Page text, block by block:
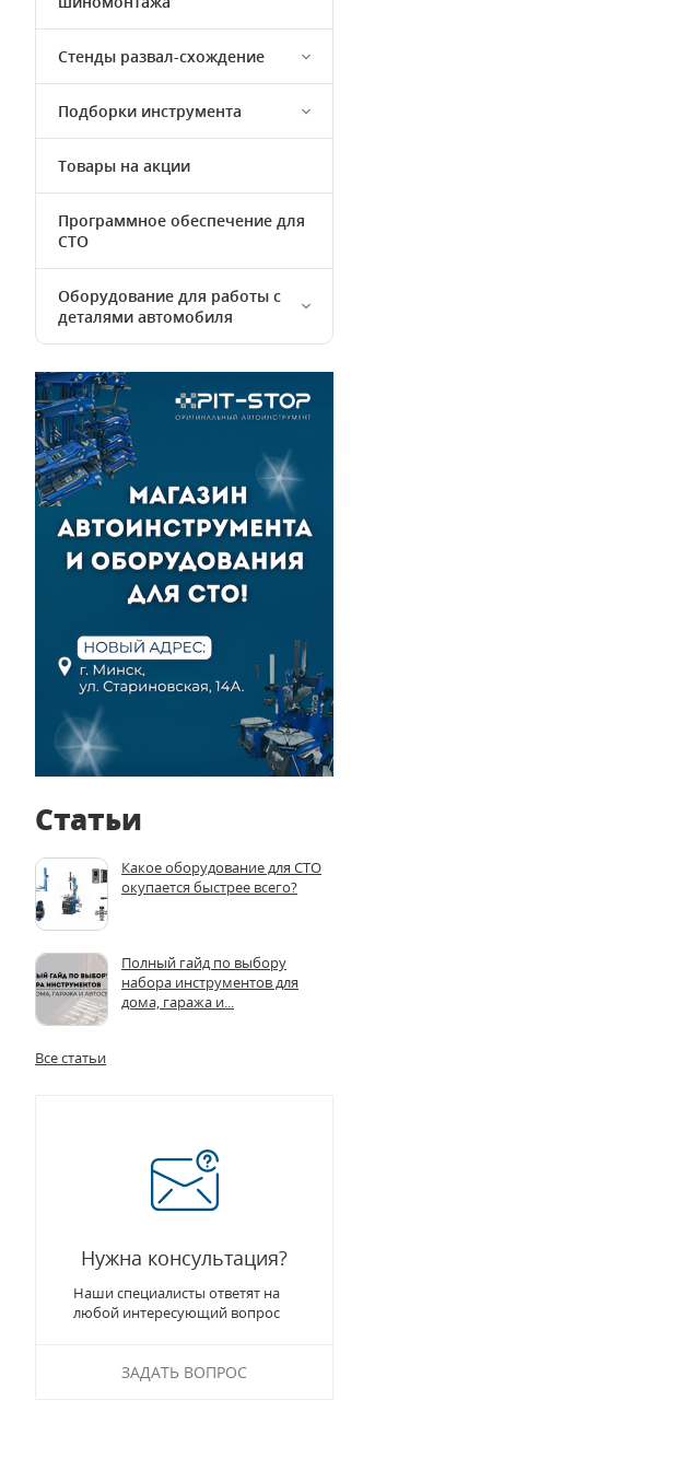
Стенды развал-схождение
Подборки инструмента
Товары на акции
Программное обеспечение для
СТО
Оборудование для работы с
деталями автомобиля
Статьи
Какое оборудование для СТО
окупается быстрее всего?
Полный гайд по выбору
набора инструментов для
дома, гаража и...
Все статьи
Нужна консультация?
Наши специалисты ответят на
любой интересующий вопрос
ЗАДАТЬ ВОПРОС